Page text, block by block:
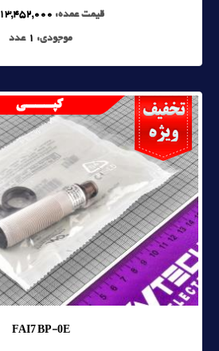
قیمت عمده: 13,452,000
موجودی: 1 عدد
FAI7 BP-0E